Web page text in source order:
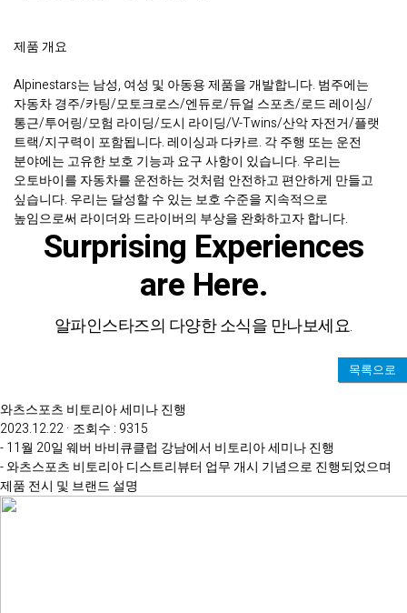
제품 개요
Alpinestars는 남성, 여성 및 아동용 제품을 개발합니다. 범주에는
자동차 경주/카팅/모토크로스/엔듀로/듀얼 스포츠/로드 레이싱/
통근/투어링/모험 라이딩/도시 라이딩/V-Twins/산악 자전거/플랫
트랙/지구력이 포함됩니다. 레이싱과 다카르. 각 주행 또는 운전
분야에는 고유한 보호 기능과 요구 사항이 있습니다. 우리는
오토바이를 자동차를 운전하는 것처럼 안전하고 편안하게 만들고
싶습니다. 우리는 달성할 수 있는 보호 수준을 지속적으로
높임으로써 라이더와 드라이버의 부상을 완화하고자 합니다.
Surprising Experiences
are Here.
알파인스타즈의 다양한 소식을 만나보세요.
목록으로
와츠스포츠 비토리아 세미나 진행
2023.12.22 · 조회수 : 9315
- 11월 20일 웨버 바비큐클럽 강남에서 비토리아 세미나 진행
- 와츠스포츠 비토리아 디스트리뷰터 업무 개시 기념으로 진행되었으며
제품 전시 및 브랜드 설명